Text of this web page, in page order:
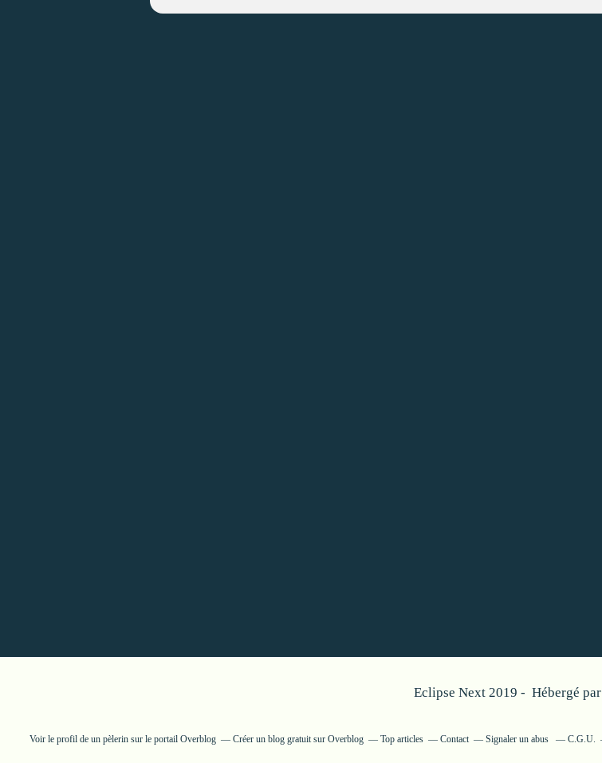
Eclipse Next 2019 - Hébergé par
Voir le profil de un pèlerin sur le portail Overblog Créer un blog gratuit sur Overblog Top articles Contact Signaler un abus C.G.U.